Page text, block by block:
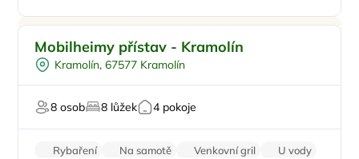
Pro dva
Venkovní bazén
Zvířata povolena
Mobilheimy přístav - Kramolín
Kramolín, 67577 Kramolín
8 osob 8 lůžek 4 pokoje
Rybaření Na samotě Venkovní gril
U vody